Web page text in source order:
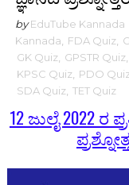
by EduTube Kannada
Kannada
FDA Quiz,
GK Quiz, GPSTR Quiz,
KPSC Quiz, PDO
SDA Quiz, TET Quiz
12ಜುಲೈ2022 ರ